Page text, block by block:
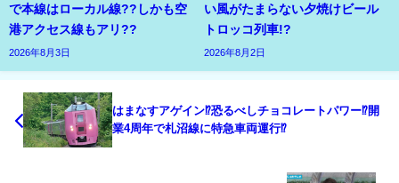
で本線はローカル線??しかも空
港アクセス線もアリ??
2026年8月3日
い風がたまらない夕焼けビール
トロッコ列車!?
2026年8月2日
はまなすアゲイン⁉恐るべしチョコレートパワー⁉開
業4周年で札沼線に特急車両運行⁉